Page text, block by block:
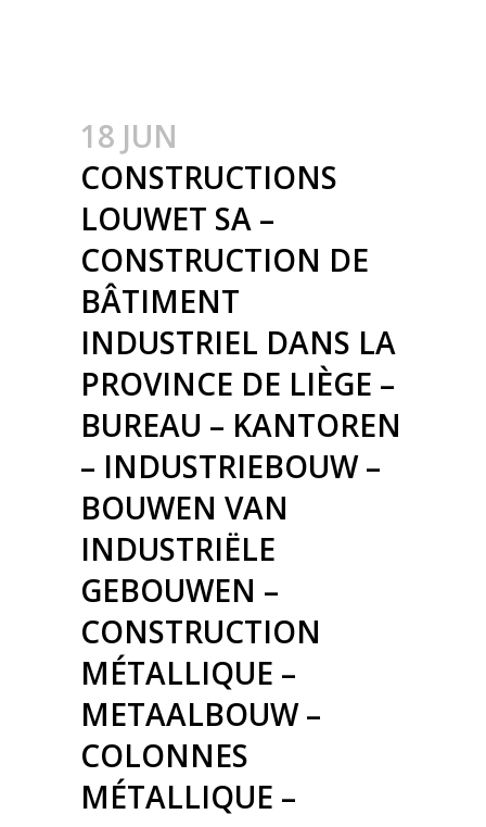
18 JUN
CONSTRUCTIONS
LOUWET SA –
CONSTRUCTION DE
BÂTIMENT
INDUSTRIEL DANS LA
PROVINCE DE LIÈGE –
BUREAU – KANTOREN
– INDUSTRIEBOUW –
BOUWEN VAN
INDUSTRIËLE
GEBOUWEN –
CONSTRUCTION
MÉTALLIQUE –
METAALBOUW –
COLONNES
MÉTALLIQUE –